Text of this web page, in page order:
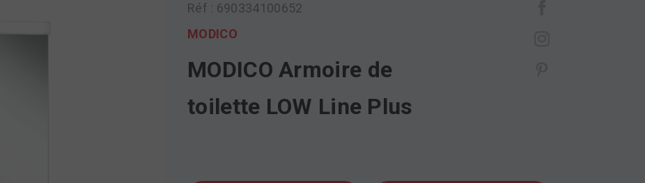
Réf : 690334100652
MODICO
MODICO Armoire de
toilette LOW Line Plus